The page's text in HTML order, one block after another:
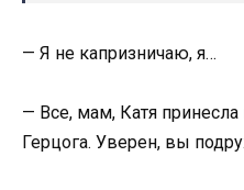
— Я не капризничаю, я…
— Все, мам, Катя
Герцога. Уверен, вы